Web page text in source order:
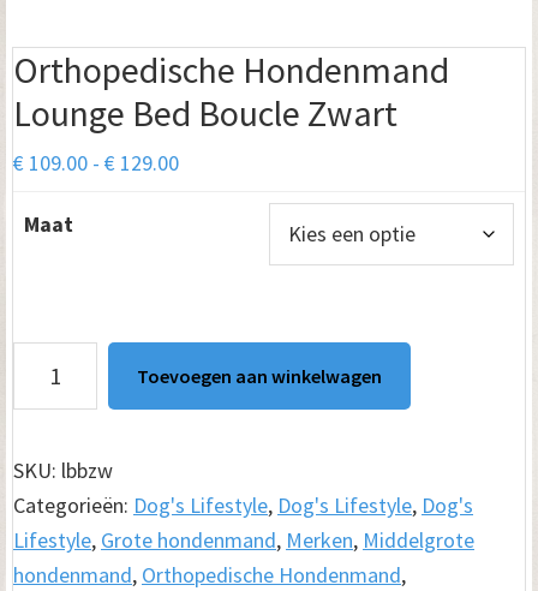
Orthopedische Hondenmand
Lounge Bed Boucle Zwart
€ 109.00 - € 129.00Prijsklasse:
Maat
Hondenmand
Bed
Boucle
Zwart
aantal
Toevoegen aan winkelwagen
SKU: lbbzw
Categorieën: Dog's Lifestyle, Dog's Lifestyle, Dog's
Lifestyle, Grote hondenmand, Merken, Middelgrote
hondenmand, Orthopedische Hondenmand,